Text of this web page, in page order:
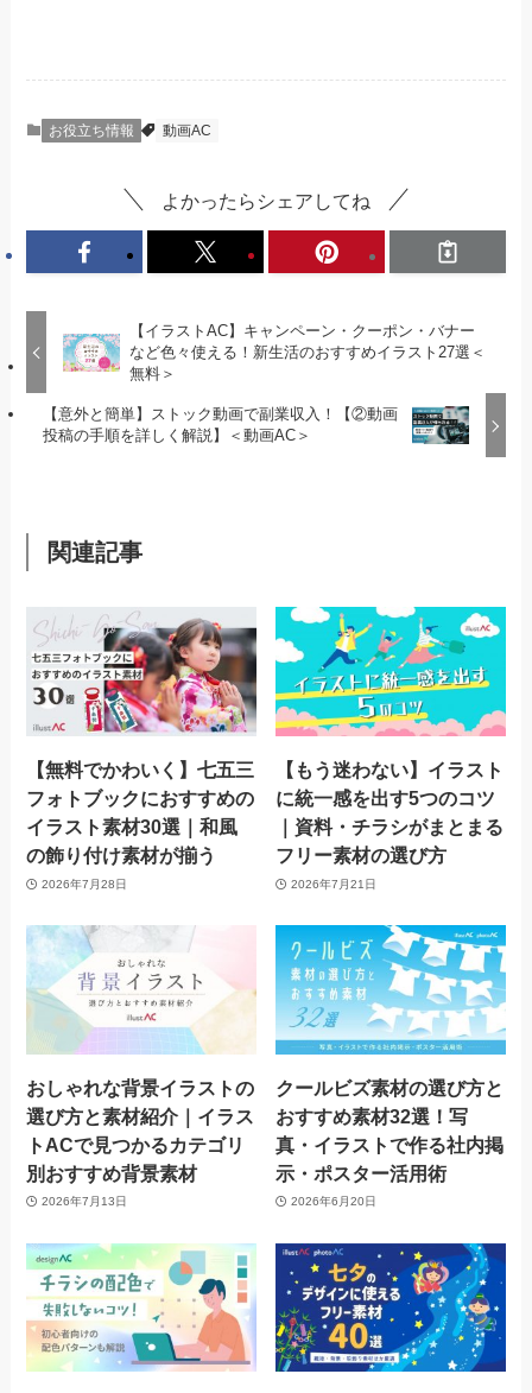
お役立ち情報 動画AC
よかったらシェアしてね
【イラストAC】キャンペーン・クーポン・バナー
など色々使える！新生活のおすすめイラスト27選＜
無料＞
【意外と簡単】ストック動画で副業収入！【②動画
投稿の手順を詳しく解説】＜動画AC＞
関連記事
【無料でかわいく】七五三
フォトブックにおすすめの
イラスト素材30選｜和風
の飾り付け素材が揃う
2026年7月28日
【もう迷わない】イラスト
に統一感を出す5つのコツ
｜資料・チラシがまとまる
フリー素材の選び方
2026年7月21日
おしゃれな背景イラストの
選び方と素材紹介｜イラス
トACで見つかるカテゴリ
別おすすめ背景素材
2026年7月13日
クールビズ素材の選び方と
おすすめ素材32選！写
真・イラストで作る社内掲
示・ポスター活用術
2026年6月20日